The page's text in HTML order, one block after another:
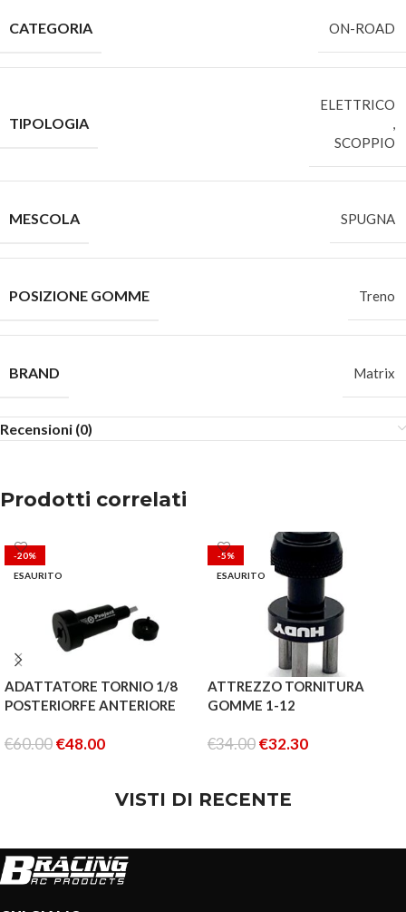
CATEGORIA ON-ROAD
TIPOLOGIA
ELETTRICO
,
SCOPPIO
MESCOLA SPUGNA
POSIZIONE GOMME Treno
BRAND Matrix
Recensioni (0)
Prodotti correlati
-20%
ESAURITO
ADATTATORE TORNIO 1/8
POSTERIORFE ANTERIORE
€60.00€48.00
-5%
ESAURITO
ATTREZZO TORNITURA
GOMME 1-12
€34.00€32.30
VISTI DI RECENTE